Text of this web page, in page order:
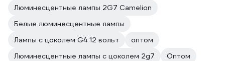
Люминесцентные лампы 2G7 Camelion
Белые люминесцентные лампы
Лампы с цоколем G4 12 вольт
оптом
Люминесцентные лампы с цоколем 2g7
Оптом